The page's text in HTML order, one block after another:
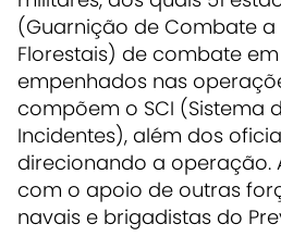
(Guarnição de Combate a
Florestais) de combate
empenhados nas
compõem o SCI (Sistema
Incidentes), além dos
direcionando a operação.
com o apoio de outras
navais e brigadistas do